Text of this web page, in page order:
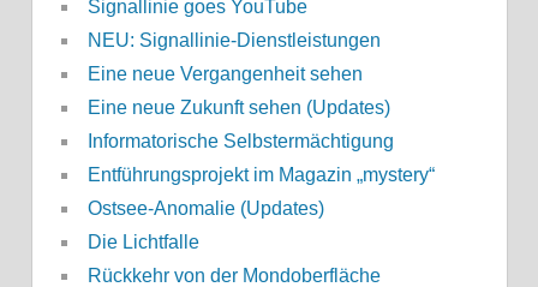
Signallinie goes YouTube
NEU: Signallinie-Dienstleistungen
Eine neue Vergangenheit sehen
Eine neue Zukunft sehen (Updates)
Informatorische Selbstermächtigung
Entführungsprojekt im Magazin „mystery“
Ostsee-Anomalie (Updates)
Die Lichtfalle
Rückkehr von der Mondoberfläche